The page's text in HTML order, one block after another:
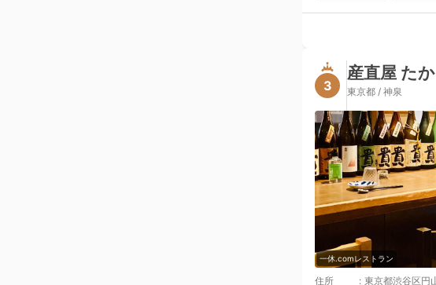
3
産直屋 た
東京都 / 神泉
一休.comレストラン
住所 : 東京都渋谷区円